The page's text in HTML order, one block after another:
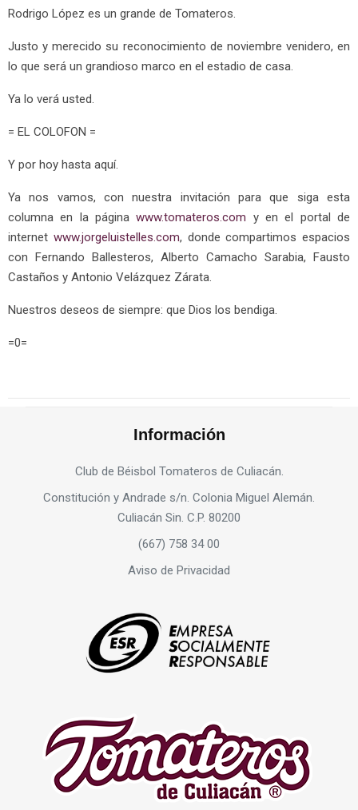
Rodrigo López es un grande de Tomateros.
Justo y merecido su reconocimiento de noviembre venidero, en
lo que será un grandioso marco en el estadio de casa.
Ya lo verá usted.
= EL COLOFON =
Y por hoy hasta aquí.
Ya nos vamos, con nuestra invitación para que siga esta
columna en la páginawww.tomateros.com y en el portal de
internet www.jorgeluistelles.com, donde compartimos espacios
con Fernando Ballesteros, Alberto Camacho Sarabia, Fausto
Castaños y Antonio Velázquez Zárata.
Nuestros deseos de siempre: que Dios los bendiga.
=0=
Información
Club de Béisbol Tomateros de Culiacán.
Constitución y Andrade s/n. Colonia Miguel Alemán.
Culiacán Sin. C.P. 80200
(667) 758 34 00
Aviso de Privacidad